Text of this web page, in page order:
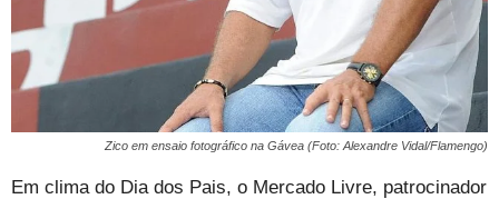
Zico em ensaio fotográfico na Gávea (Foto: Alexandre Vidal/Flamengo)
Em clima do Dia dos Pais, o Mercado Livre, patrocinador